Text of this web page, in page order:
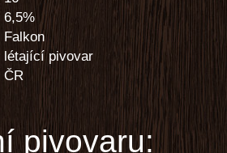
6,5%
Falkon
létající pivovar
ČR
pivovaru: